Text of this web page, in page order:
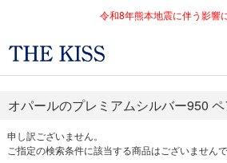
令和8年熊本地震に伴う影響
オパールのプレミアムシルバー950
申し訳ございません。
ご指定の検索条件に該当する商品はございませんで